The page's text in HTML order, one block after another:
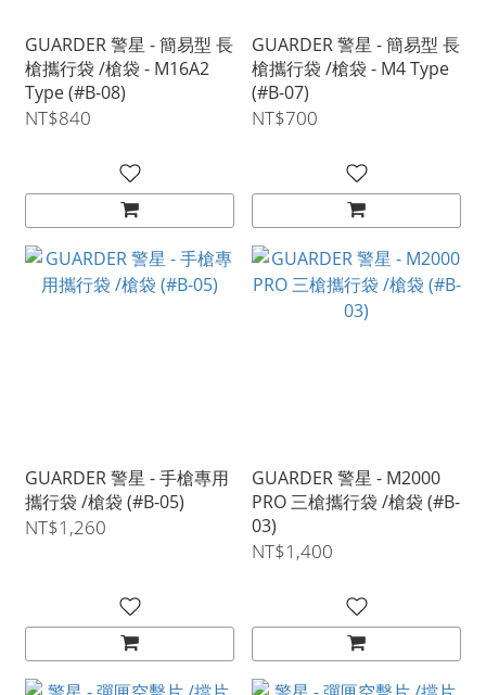
GUARDER 警星 - 簡易型 長
槍攜行袋 /槍袋 - M16A2
Type (#B-08)
NT$840
GUARDER 警星 - 簡易型 長
槍攜行袋 /槍袋 - M4 Type
(#B-07)
NT$700
GUARDER 警星 - 手槍專用
攜行袋 /槍袋 (#B-05)
NT$1,260
GUARDER 警星 - M2000
PRO 三槍攜行袋 /槍袋 (#B-
03)
NT$1,400